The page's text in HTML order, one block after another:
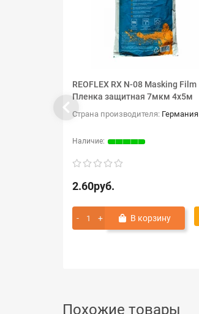
REOFLEX RX N-08 Masking Film
Пленка защитная 7мкм 4х5м
Страна производителя: Германия
2.60руб.
В корзину
Похожие товары